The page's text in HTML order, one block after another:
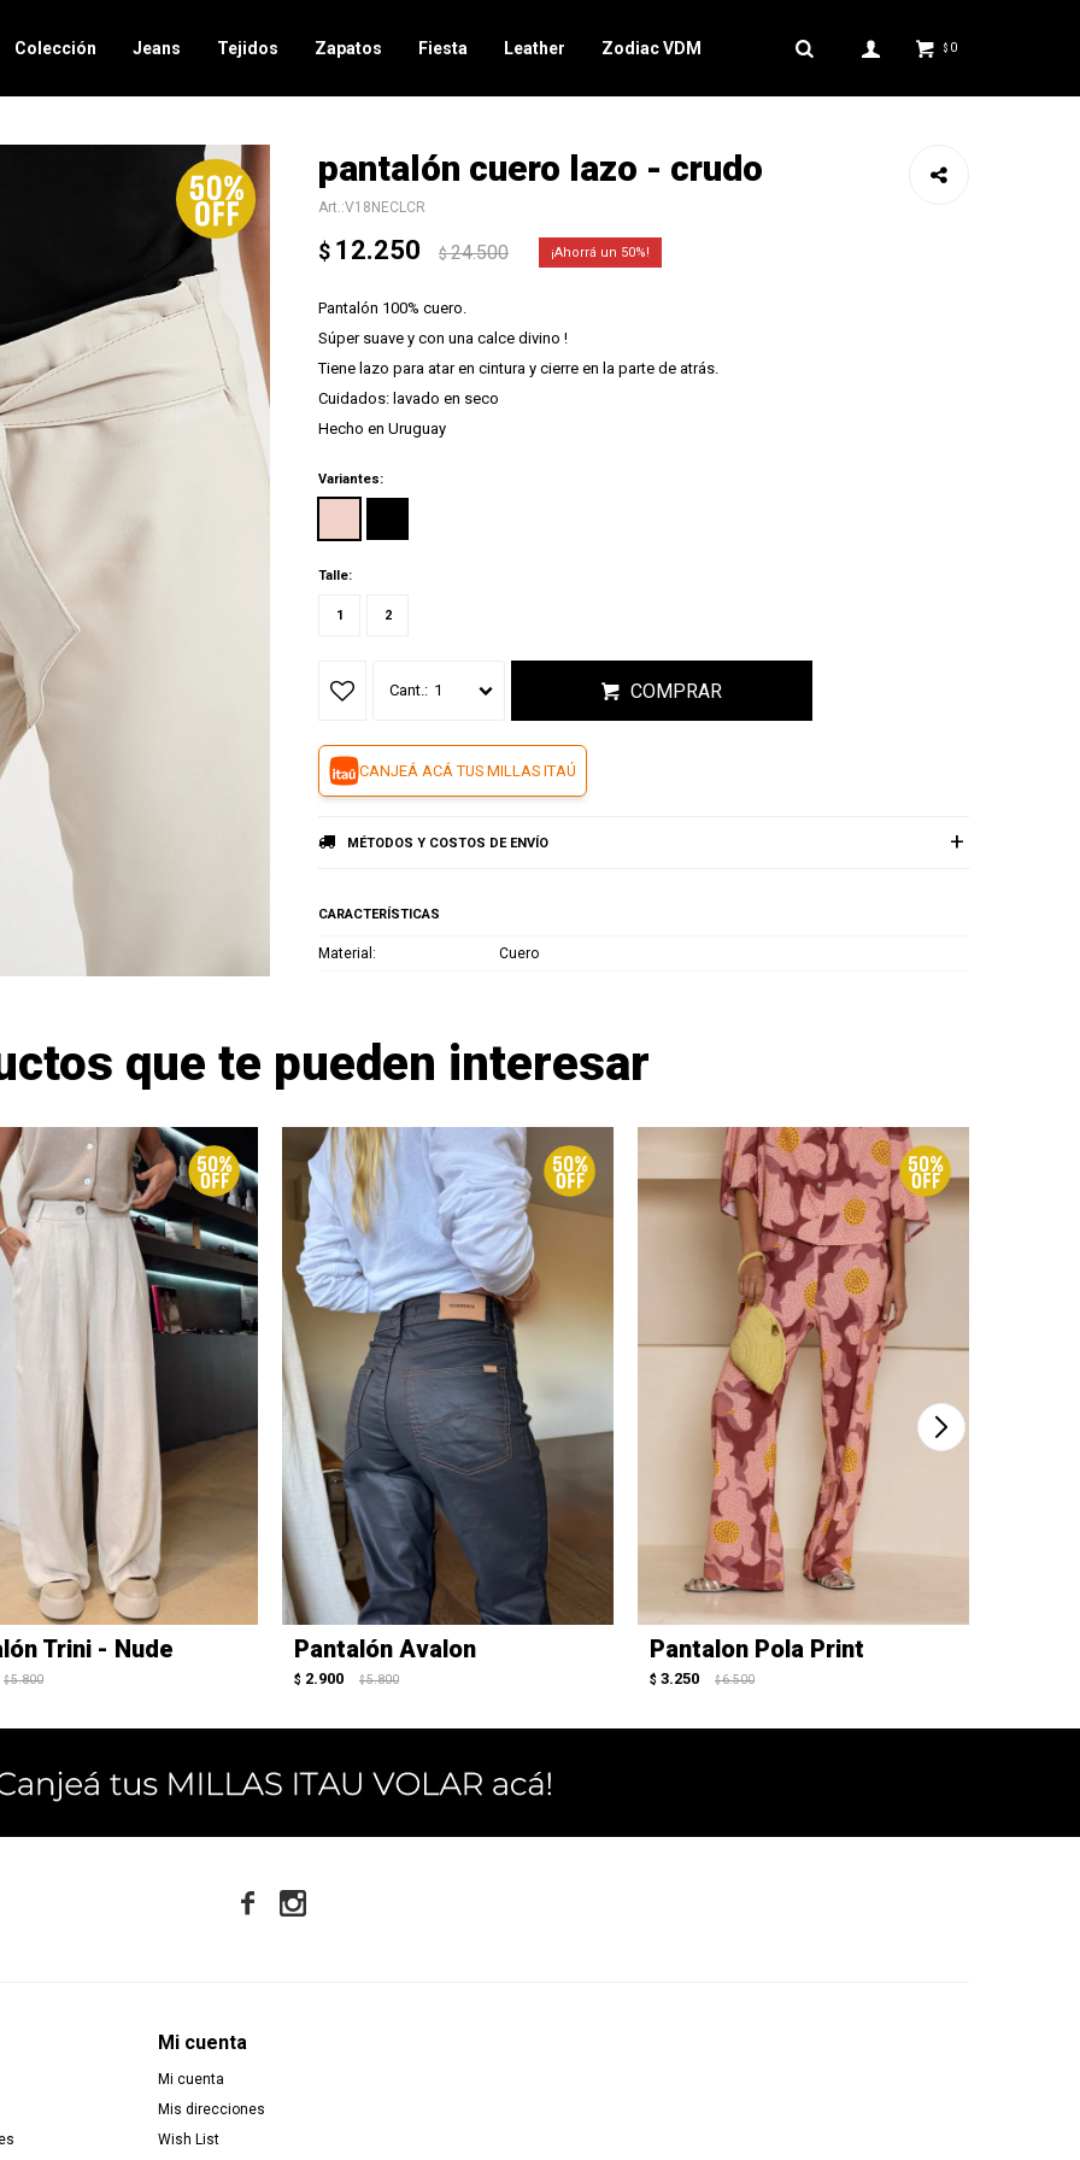
Colección Jeans Tejidos Zapatos Fiesta Leather Zodiac VDM $ 0
pantalón cuero lazo - crudo
V18NECLCR
$ 12.250 $ 24.500 50
Pantalón 100% cuero.
Súper suave y con una calce divino !
Tiene lazo para atar en cintura y cierre en la parte de atrás.
Cuidados: lavado en seco
Hecho en Uruguay
Variantes:
Talle:
1 2
1 COMPRAR
CANJEÁ ACÁ TUS MILLAS ITAÚ
MÉTODOS Y COSTOS DE ENVÍO
CARACTERÍSTICAS
Material Cuero
que te pueden interesar
Trini - Nude
$ 5.800
Pantalón Avalon
$ 2.900 $ 5.800
Pantalon Pola Print
$ 3.250 $ 6.500
Mi cuenta
Mi cuenta
Mis direcciones
Wish List
 